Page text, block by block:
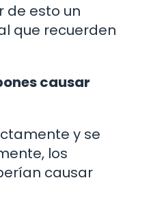
de esto un
que recuerden
causar
y se
los
causar